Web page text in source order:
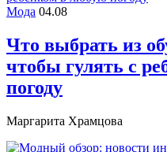
Мода 04.08
Что выбрать из
чтобы гулять с
погоду
Маргарита Храмцова